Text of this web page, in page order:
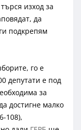
изход за
да
подкрепям
го е
депутати е под
за
достигне малко
108),